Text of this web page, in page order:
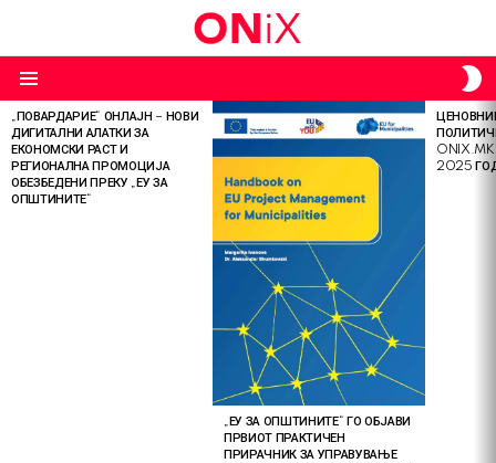
LATEST
STORIES
„ПОВАРДАРИЕ“ ОНЛАЈН – НОВИ
ДИГИТАЛНИ АЛАТКИ ЗА
ЕКОНОМСКИ РАСТ И
РЕГИОНАЛНА ПРОМОЦИЈА
ОБЕЗБЕДЕНИ ПРЕКУ „ЕУ ЗА
ОПШТИНИТЕ“
„ЕУ ЗА ОПШТИНИТЕ“ ГО ОБЈАВИ
ПРВИОТ ПРАКТИЧЕН
ПРИРАЧНИК ЗА УПРАВУВАЊЕ
2025